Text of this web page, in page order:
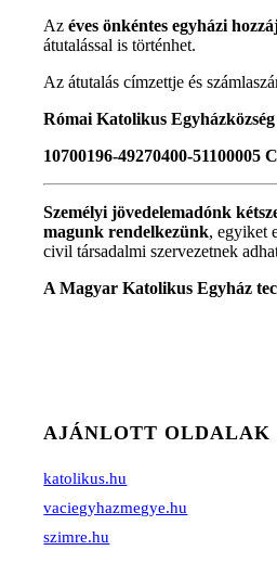
Azéves önkéntes egyházi
átutalással is történhet.
Az átutalás címzettje és
Római Katolikus
10700196-49270400-51100005
Személyi jövedelemadónk
magunk rendelkezünk, egyiket
civil társadalmi szervezetnek
A Magyar Katolikus Egyház
AJÁNLOTT OLDALAK
katolikus.hu
vaciegyhazmegye.hu
szimre.hu